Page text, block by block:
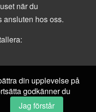
när du
ansluten hos oss.
din upplevelse på
godkänner du
Jag förstår